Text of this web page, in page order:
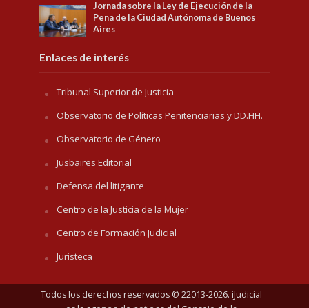
Jornada sobre la Ley de Ejecución de la
Pena de la Ciudad Autónoma de Buenos
Aires
Enlaces de interés
Tribunal Superior de Justicia
Observatorio de Políticas Penitenciarias y DD.HH.
Observatorio de Género
Jusbaires Editorial
Defensa del litigante
Centro de la Justicia de la Mujer
Centro de Formación Judicial
Juristeca
Todos los derechos reservados © 22013-2026. iJudicial